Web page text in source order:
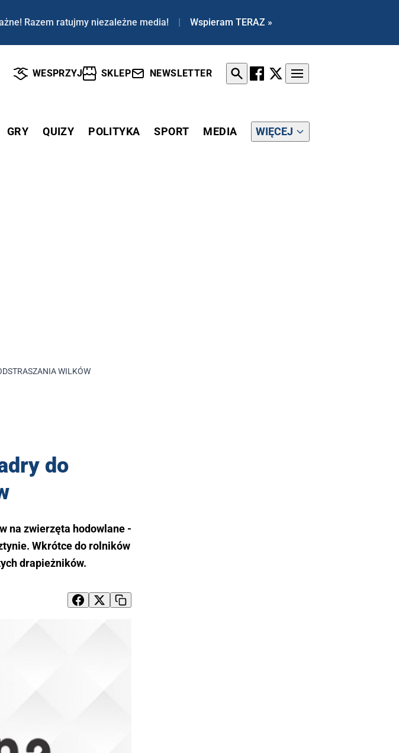
Razem ratujmy niezależne media! | Wspieram TERAZ »
WESPRZYJ SKLEP NEWSLETTER
GRY QUIZY POLITYKA SPORT MEDIA WIĘCEJ
WILKÓW
do
na zwierzęta hodowlane -
Wkrótce do rolników
drapieżników.